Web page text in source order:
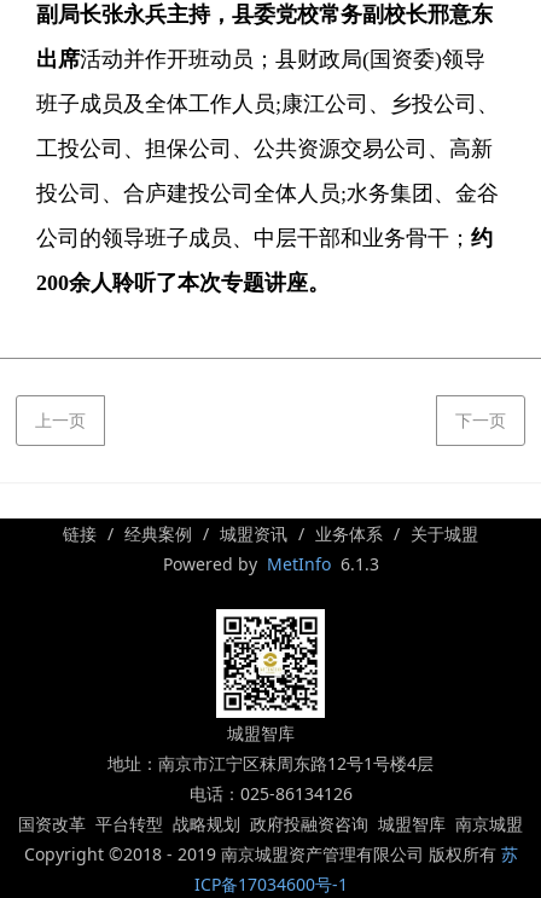
副局长张永兵主持，县委党校常务副校长邢意东
出席活动并作开班动员；县财政局(国资委)领导
班子成员及全体工作人员;康江公司、乡投公司、
工投公司、担保公司、公共资源交易公司、高新
投公司、合庐建投公司全体人员;水务集团、金谷
公司的领导班子成员、中层干部和业务骨干； 约
200余人聆听了本次专题讲座。
上一页 下一页
链接 经典案例 城盟资讯 业务体系
关于城盟
Powered by MetInfo6.1.3
城盟智库
地址：南京市江宁区秣周东路12号1号楼4层
电话：025-86134126
国资改革 平台转型 战略规划 政府投融资咨询 城盟智库 南京城盟
Copyright ©2018 - 2019 南京城盟资产管理有限公司 版权所有 苏
ICP备17034600号-1